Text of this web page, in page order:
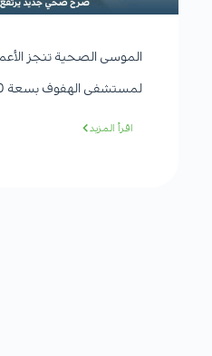
الموسى الصحية تنجز
لمستشفى الهفوف بسعة 300 سرير
اقرأ المزيد